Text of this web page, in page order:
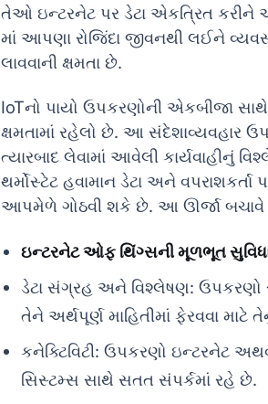
તેઓ ઇન્ટરનેટ પર ડેટા એકત્રિત કરીને
માં આપણા રોજિંદા જીવનથી લઈને
લાવવાની ક્ષમતા છે.
IoTનો પાયો ઉપકરણોની એકબીજા
ક્ષમતામાં રહેલો છે. આ સંદેશાવ્યવહાર
ત્યારબાદ લેવામાં આવેલી કાર્યવાહીનું
થર્મોસ્ટેટ હવામાન ડેટા અને
આપમેળે ગોઠવી શકે છે. આ ઊર્જા બચાવે
ઇન્ટરનેટ ઓફ થિંગ્સની મૂળભૂત
ડેટા સંગ્રહ અને વિશ્લેષણ: ઉપકરણો
તેને અર્થપૂર્ણ માહિતીમાં ફેરવવા માટે
કનેક્ટિવિટી: ઉપકરણો ઇન્ટરનેટ
સિસ્ટમ્સ સાથે સતત સંપર્કમાં રહે છે.